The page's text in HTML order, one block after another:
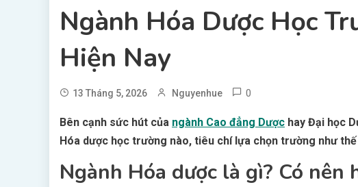
Ngành Hóa Dược Học
Hiện Nay
13 Tháng 5, 2026 Nguyenhue 0
Bên cạnh sức hút của ngành Cao đẳng Dược hay Đại học
Hóa dược học trường nào, tiêu chí lựa chọn trường như
Ngành Hóa dược là gì? Có nên